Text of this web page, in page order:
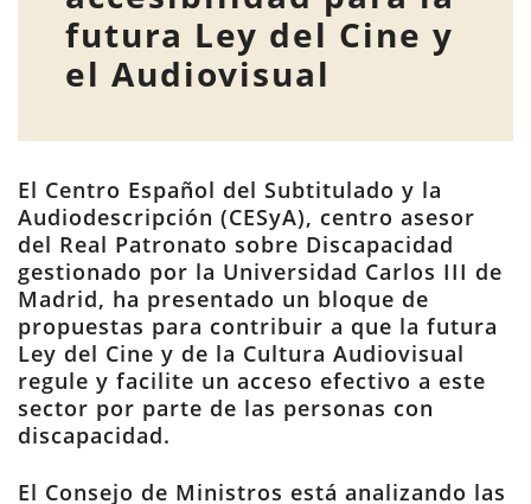
futura Ley del Cine y
el Audiovisual
El Centro Español del Subtitulado y la
Audiodescripción (CESyA), centro asesor
del Real Patronato sobre Discapacidad
gestionado por la Universidad Carlos III de
Madrid, ha presentado un bloque de
propuestas para contribuir a que la futura
Ley del Cine y de la Cultura Audiovisual
regule y facilite un acceso efectivo a este
sector por parte de las personas con
discapacidad.
El Consejo de Ministros está analizando las